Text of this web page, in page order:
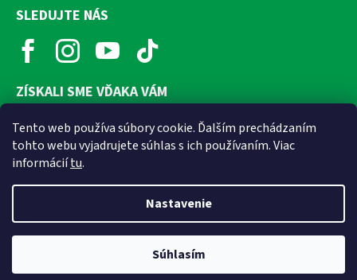
Tento web používa súbory cookie. Ďalším prechádzaním
tohto webu vyjadrujete súhlas s ich používaním. Viac
informáciítu.
Nastavenie
Súhlasím
SLEDUJTE NÁS
ZÍSKALI SME VĎAKA VÁM
Vytvoril Shoptet
Copyright 2026Domatra.sk. Všetky práva vyhradené.